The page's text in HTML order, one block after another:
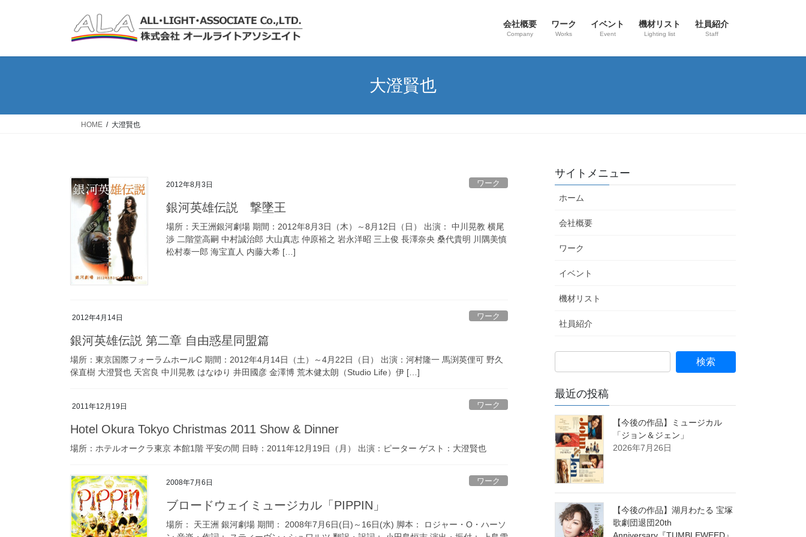
会社概要
Company
ワーク
Works
イベント
Event
機材リスト
Lighting list
社員紹介
Staff
大澄賢也
HOME 大澄賢也
2012年8月3日 ワーク
銀河英雄伝説 撃墜王
場所：天王洲銀河劇場 期間：2012年8月3日（木）～8月12日（日） 出演： 中川晃教 横尾
渉 二階堂高嗣 中村誠治郎 大山真志 仲原裕之 岩永洋昭 三上俊 長澤奈央 桑代貴明 川隅美慎
松村泰一郎 海宝直人 内藤大希 […]
2012年4月14日 ワーク
銀河英雄伝説 第二章 自由惑星同盟篇
場所：東京国際フォーラムホールC 期間：2012年4月14日（土）～4月22日（日） 出演：河村隆一 馬渕英俚可 野久
保直樹 大澄賢也 天宮良 中川晃教 はなゆり 井田國彦 金澤博 荒木健太朗（Studio Life）伊 […]
2011年12月19日 ワーク
Hotel Okura Tokyo Christmas 2011 Show & Dinner
場所：ホテルオークラ東京 本館1階 平安の間 日時：2011年12月19日（月） 出演：ピーター ゲスト：大澄賢也
2008年7月6日 ワーク
ブロードウェイミュージカル「PIPPIN」
場所： 天王洲 銀河劇場 期間： 2008年7月6日(日)～16日(水) 脚本： ロジャー・O・ハーソ
サイトメニュー
ホーム
会社概要
ワーク
イベント
機材リスト
社員紹介
最近の投稿
【今後の作品】ミュージカル
「ジョン＆ジェン」
2026年7月26日
【今後の作品】湖月わたる 宝塚
歌劇団退団20th